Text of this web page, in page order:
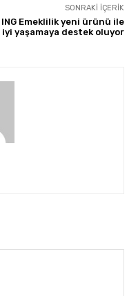
SONRAKI İÇERIK
ING Emeklilik yeni ürünü ile
iyi yaşamaya destek oluyor